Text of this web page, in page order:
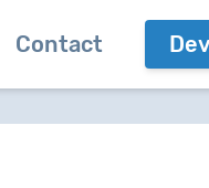
Contact